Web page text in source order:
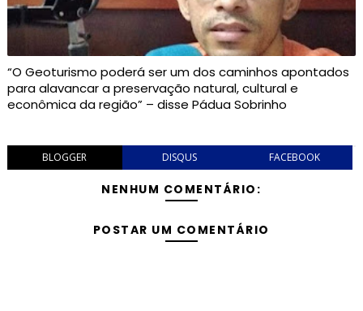
“O Geoturismo poderá ser um dos caminhos apontados
para alavancar a preservação natural, cultural e
econômica da região” – disse Pádua Sobrinho
BLOGGER DISQUS FACEBOOK
NENHUM COMENTÁRIO:
POSTAR UM COMENTÁRIO